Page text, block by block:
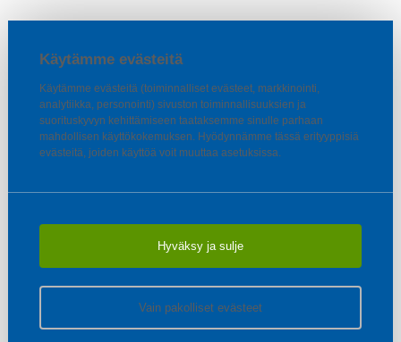
Käytämme evästeitä
Käytämme evästeitä (toiminnalliset evästeet, markkinointi,
analytiikka, personointi) sivuston toiminnallisuuksien ja
suorituskyvyn kehittämiseen taataksemme sinulle parhaan
mahdollisen käyttökokemuksen. Hyödynnämme tässä erityyppisiä
evästeitä, joiden käyttöä voit muuttaa asetuksissa.
Hyväksy ja sulje
Vain pakolliset evästeet